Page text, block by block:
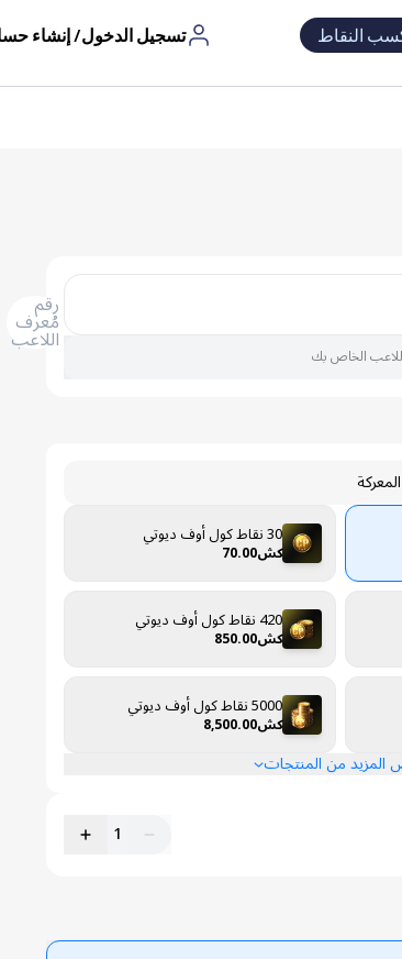
النقاط تسجيل الدخول/ إنشاء
رقم
مُعرف
اللاعب الخاص بك
30 نقاط كول أوف ديوتي
كش70.00
420 نقاط كول أوف ديوتي
كش850.00
5000 نقاط كول أوف ديوتي
كش8,500.00
المزيد من المنتجات
1